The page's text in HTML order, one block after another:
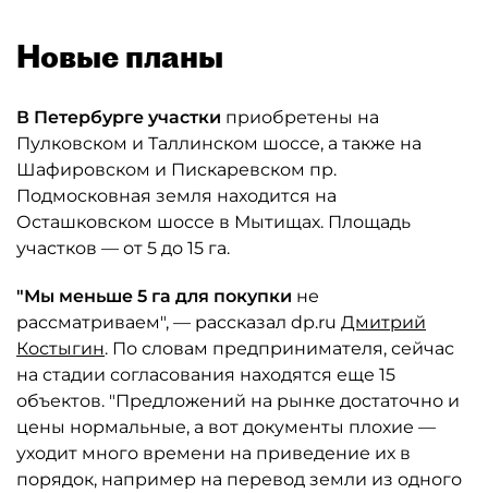
Новые планы
В Петербурге участки приобретены на
Пулковском и Таллинском шоссе, а также на
Шафировском и Пискаревском пр.
Подмосковная земля находится на
Осташковском шоссе в Мытищах. Площадь
участков — от 5 до 15 га.
"Мы меньше 5 га для покупки не
рассматриваем", — рассказал dp.ru Дмитрий
Костыгин. По словам предпринимателя, сейчас
на стадии согласования находятся еще 15
объектов. "Предложений на рынке достаточно и
цены нормальные, а вот документы плохие —
уходит много времени на приведение их в
порядок, например на перевод земли из одного